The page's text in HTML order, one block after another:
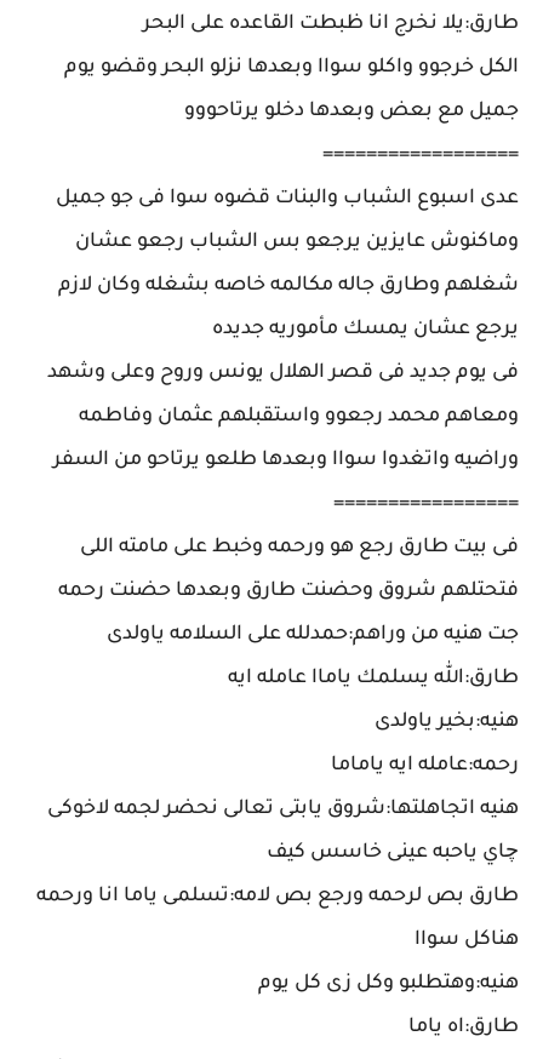
طارق:يلا نخرج انا ظبطت القاعده على البحر
الكل خرجوو واكلو سواا وبعدها نزلو البحر وقضو يوم
جميل مع بعض وبعدها دخلو يرتاحووو
==================
عدى اسبوع الشباب والبنات قضوه سوا فى جو جميل
وماكنوش عايزين يرجعو بس الشباب رجعو عشان
شغلهم وطارق جاله مكالمه خاصه بشغله وكان لازم
يرجع عشان يمسك مأموريه جديده
فى يوم جديد فى قصر الهلال يونس وروح وعلى وشهد
ومعاهم محمد رجعوو واستقبلهم عثمان وفاطمه
وراضيه واتغدوا سواا وبعدها طلعو يرتاحو من السفر
=================
فى بيت طارق رجع هو ورحمه وخبط على مامته اللى
فتحتلهم شروق وحضنت طارق وبعدها حضنت رحمه
جت هنيه من وراهم:حمدلله على السلامه ياولدى
طارق:الله يسلمك ياماا عامله ايه
هنيه:بخير ياولدى
رحمه:عامله ايه ياماما
هنيه اتجاهلتها:شروق يابتى تعالى نحضر لجمه لاخوكى
چاي ياحبه عينى خاسس كيف
طارق بص لرحمه ورجع بص لامه:تسلمى ياما انا ورحمه
هناكل سواا
هنيه:وهتطلبو وكل زى كل يوم
طارق:اه ياما